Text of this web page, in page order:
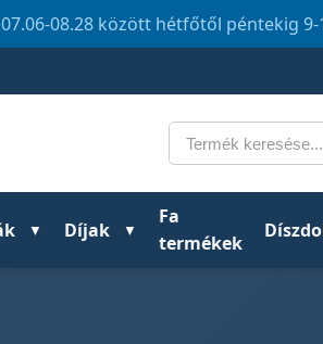
08.28 között hétfőtől péntekig
Keresés
Díjak
Fa
termékek